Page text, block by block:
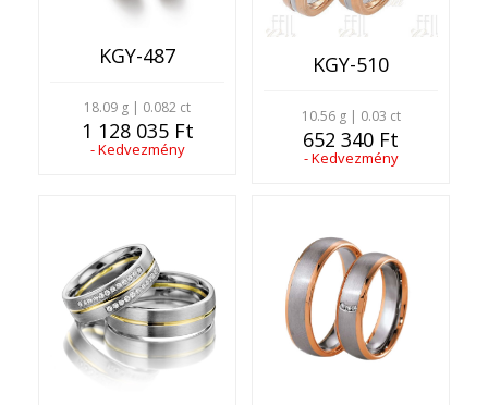
KGY-487
18.09 g | 0.082 ct
1 128 035 Ft
- Kedvezmény
KGY-510
10.56 g | 0.03 ct
652 340 Ft
- Kedvezmény